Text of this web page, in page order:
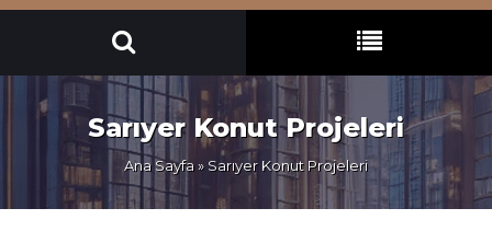
Sarıyer Konut Projeleri
Ana Sayfa» Sarıyer Konut Projeleri